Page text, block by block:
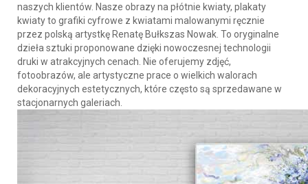
naszych klientów. Nasze obrazy na płótnie kwiaty, plakaty
kwiaty to grafiki cyfrowe z kwiatami malowanymi ręcznie
przez polską artystkę Renatę Bułkszas Nowak. To oryginalne
dzieła sztuki proponowane dzięki nowoczesnej technologii
druki w atrakcyjnych cenach. Nie oferujemy zdjęć,
fotoobrazów, ale artystyczne prace o wielkich walorach
dekoracyjnych estetycznych, które często są sprzedawane w
stacjonarnych galeriach.